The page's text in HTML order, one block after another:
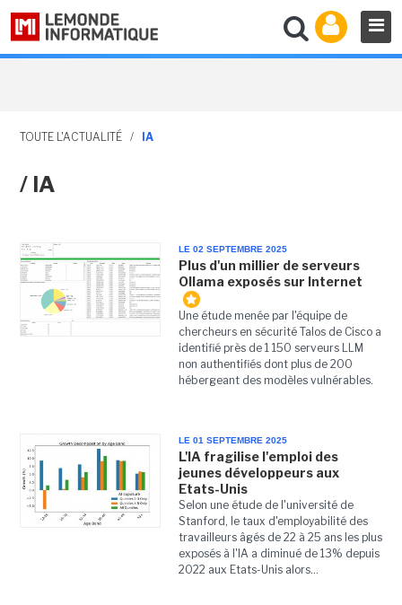
TOUTE L'ACTUALITÉ / IA
/ IA
LE 02 SEPTEMBRE 2025
Plus d'un millier de serveurs
Ollama exposés sur Internet
Une étude menée par l'équipe de
chercheurs en sécurité Talos de Cisco a
identifié près de 1 150 serveurs LLM
non authentifiés dont plus de 200
hébergeant des modèles vulnérables.
LE 01 SEPTEMBRE 2025
L'IA fragilise l'emploi des
jeunes développeurs aux
Etats-Unis
Selon une étude de l'université de
Stanford, le taux d'employabilité des
travailleurs âgés de 22 à 25 ans les plus
exposés à l'IA a diminué de 13% depuis
2022 aux Etats-Unis alors...